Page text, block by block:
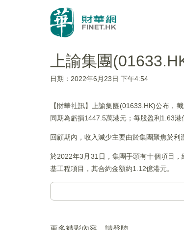
上諭集團
日期：2022年6月23日 下午4:54
【財華社訊】上諭集團(01633.HK)公布，
同期為虧損1447.5萬港元；每股盈利1.63港
回顧期內，收入減少主要由於集團聚焦於利
於2022年3月31日，集團手頭有十個項目
基工程項目，其合約金額約1.12億港元。